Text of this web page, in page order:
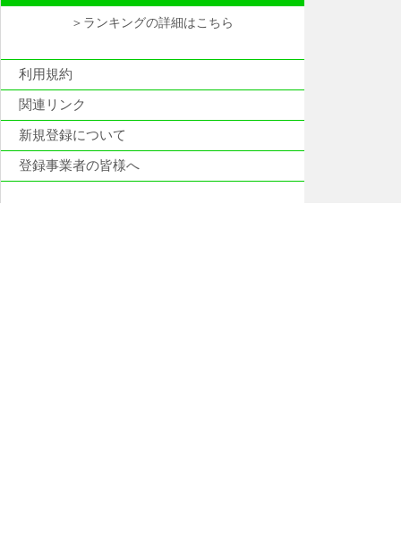
＞ランキングの詳細はこちら
利用規約
関連リンク
新規登録について
登録事業者の皆様へ